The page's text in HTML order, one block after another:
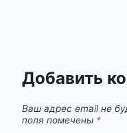
Добавить
Ваш адрес email не
поля помечены *